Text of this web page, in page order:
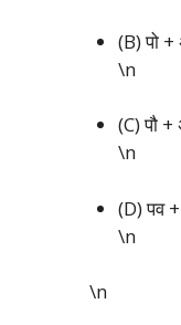
(B) पो
\n
(C) पौ
\n
(D) पव
\n
\n